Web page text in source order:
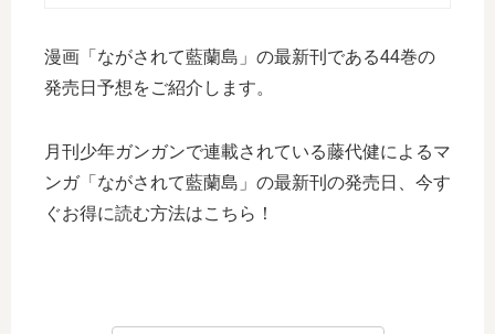
漫画「ながされて藍蘭島」の最新刊である44巻の
発売日予想をご紹介します。
月刊少年ガンガンで連載されている藤代健によるマ
ンガ「ながされて藍蘭島」の最新刊の発売日、今す
ぐお得に読む方法はこちら！